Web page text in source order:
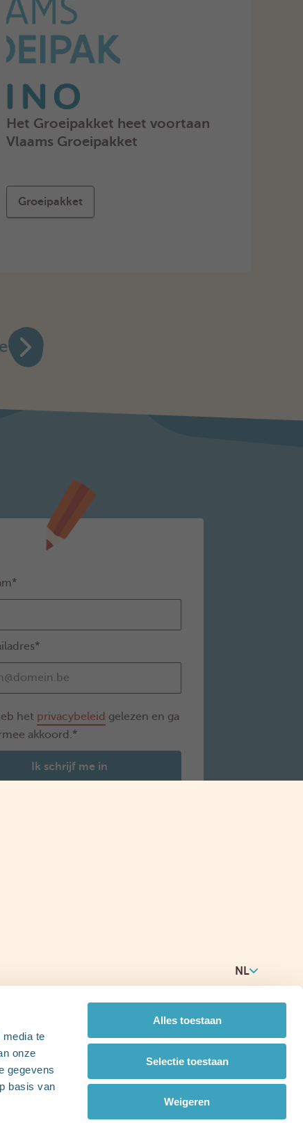
te
onze
gegevens
basis van
Alles toestaan
Selectie toestaan
Weigeren
NL
Het Groeipakket heet voortaan
Vlaams Groeipakket
Groeipakket
het privacybeleid gelezen en ga
akkoord.*
Ik schrijf me in
Toegankelijkheid